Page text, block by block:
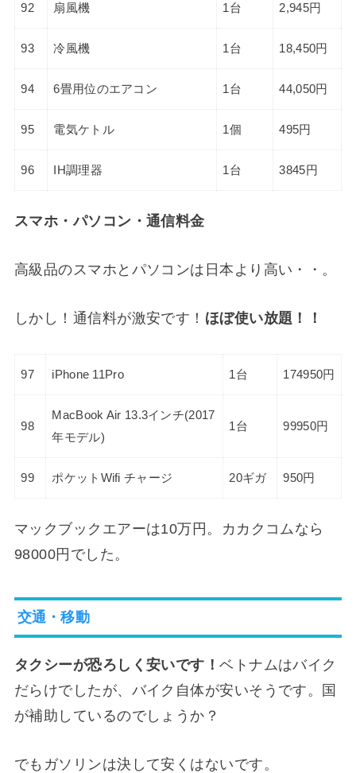
92 扇風機 1台 2,945円
93 冷風機 1台 18,450円
94 6畳用位のエアコン 1台 44,050円
95 電気ケトル 1個 495円
96 IH調理器 1台 3845円
スマホ・パソコン・通信料金
高級品のスマホとパソコンは日本より高い・・。
しかし！通信料が激安です！ ほぼ使い放題！！
97 iPhone 11Pro 1台 174950円
98
MacBook Air 13.3インチ(2017
年モデル)
1台 99950円
99 ポケットWifi チャージ 20ギガ 950円
マックブックエアーは10万円。カカクコムなら
98000円でした。
交通・移動
タクシーが恐ろしく安いです！ベトナムはバイク
だらけでしたが、バイク自体が安いそうです。国
が補助しているのでしょうか？
でもガソリンは決して安くはないです。